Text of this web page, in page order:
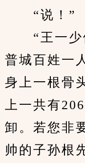
“说！”
“王一少
普城百姓一
身上一根骨
上一共有
卸。若您非
帅的子孙根